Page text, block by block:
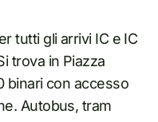
tutti gli arrivi IC e IC
trova in Piazza
binari con accesso
Autobus, tram